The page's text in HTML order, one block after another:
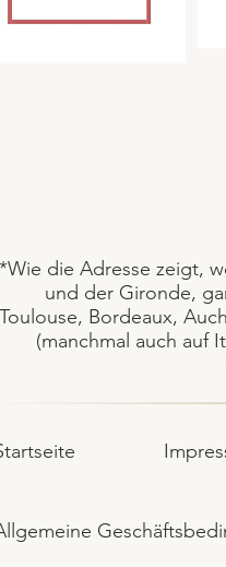
*Wie die Adresse zeigt,
und der Gironde,
Toulouse, Bordeaux,
(manchmal auch auf